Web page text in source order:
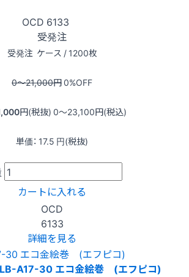
OCD 6133
受発注
受発注 ケース / 1200枚
0〜21,000円0%OFF
円(税抜) 0〜23,100円(税込)
単価： 17.5 円(税抜)
カートに入れる
OCD
6133
詳細を見る
A17-30 エコ金絵巻 (エフピコ)